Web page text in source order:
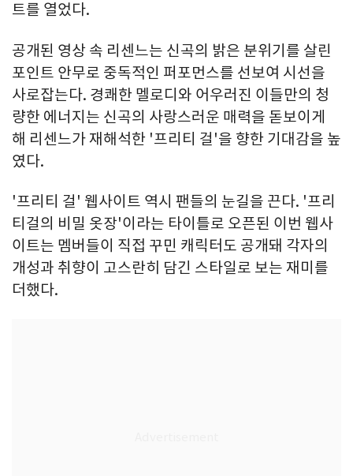
트를 열었다.
공개된 영상 속 리센느는 신곡의 밝은 분위기를 살린
포인트 안무로 중독적인 퍼포먼스를 선보여 시선을
사로잡는다. 경쾌한 멜로디와 어우러진 이들만의 청
량한 에너지는 신곡의 사랑스러운 매력을 돋보이게
해 리센느가 재해석한 '프리티 걸'을 향한 기대감을 높
였다.
'프리티 걸' 웹사이트 역시 팬들의 눈길을 끈다. '프리
티걸의 비밀 옷장'이라는 타이틀로 오픈된 이번 웹사
이트는 멤버들이 직접 꾸민 캐릭터도 공개돼 각자의
개성과 취향이 고스란히 담긴 스타일로 보는 재미를
더했다.